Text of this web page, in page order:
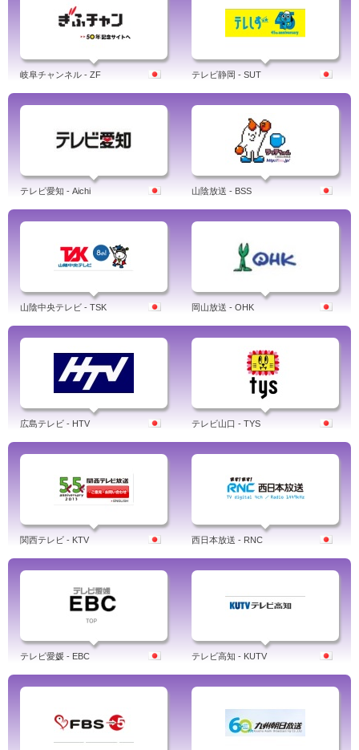
岐阜チャンネル - ZF テレビ静岡 - SUT
テレビ愛知 - Aichi 山陰放送 - BSS
山陰中央テレビ - TSK 岡山放送 - OHK
広島テレビ - HTV テレビ山口 - TYS
関西テレビ - KTV 西日本放送 - RNC
テレビ愛媛 - EBC テレビ高知 - KUTV